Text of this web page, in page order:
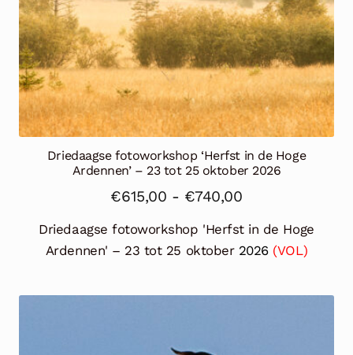
Driedaagse fotoworkshop ‘Herfst in de Hoge
Ardennen’ – 23 tot 25 oktober 2026
€615,00 - €740,00Prijsklasse:
€615,00
tot
Driedaagse fotoworkshop 'Herfst in de Hoge
Ardennen' – 23 tot 25 oktober 2026 (VOL)